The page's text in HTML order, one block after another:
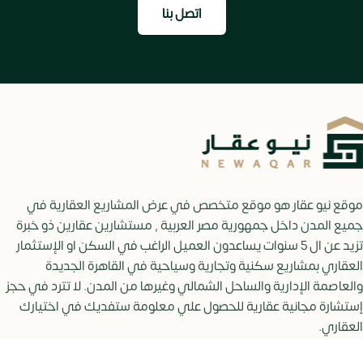
اتصل بنا
موقع نيو عقار هو موقع متخصص في عرض المشاريع العقارية في
جميع المدن داخل جمهورية مصر العربية , مستشارين عقارين ذو خبرة
تزيد عن ال 5 سنوات يساعدون العميل الراغب في السكن او الإستثمار
العقاري بمشاريع سكنية وتجارية وسياحية في القاهرة الجديدة
والعاصمة الإدارية والساحل الشمالي وغيرها من المدن. لا تترد في حجز
إستشارة مجانية عقارية للحصول علي معلومة ستفديك في اختيارك
العقاري.